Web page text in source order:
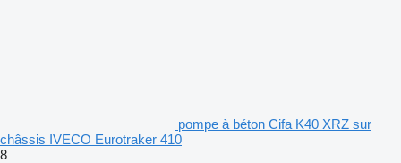
pompe à béton Cifa K40 XRZ sur
châssis IVECO Eurotraker 410
8